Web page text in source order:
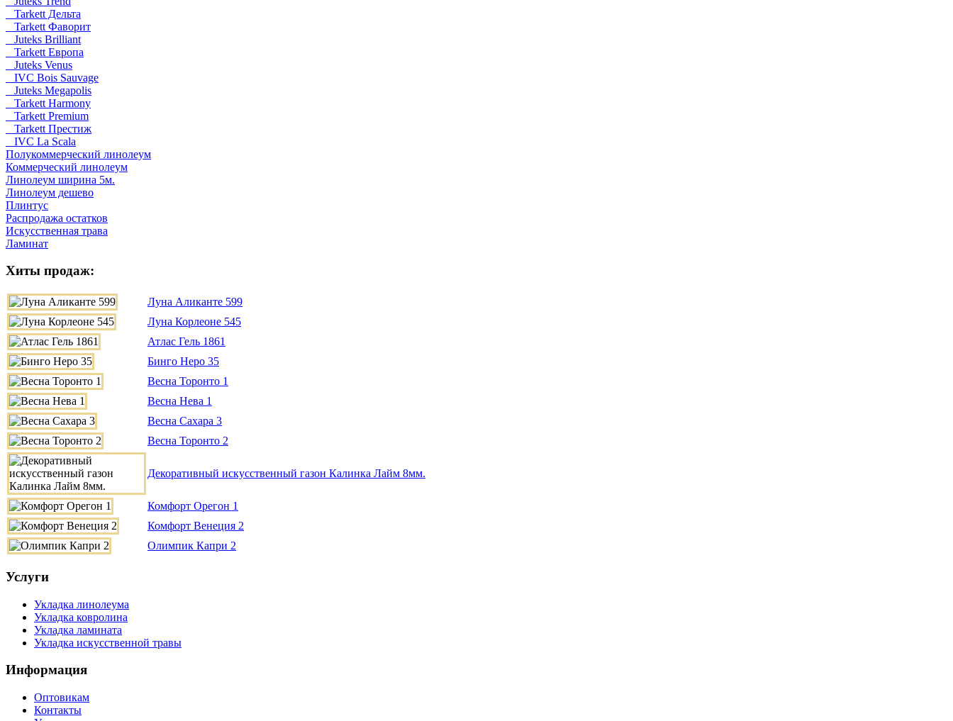
Tarkett Дельта
Tarkett Фаворит
Juteks Brilliant
Tarkett Европа
Juteks Venus
IVC Bois Sauvage
Juteks Megapolis
Tarkett Harmony
Tarkett Premium
Tarkett Престиж
IVC La Scala
Полукоммерческий линолеум
Коммерческий линолеум
Линолеум ширина 5м.
Линолеум дешево
Плинтус
Распродажа остатков
Искусственная трава
Ламинат
Хиты продаж:
Луна Аликанте 599
Луна Корлеоне 545
Атлас Гель 1861
Бинго Неро 35
Весна Торонто 1
Весна Нева 1
Весна Сахара 3
Весна Торонто 2
Декоративный искусственный газон Калинка Лайм 8мм.
Комфорт Орегон 1
Комфорт Венеция 2
Олимпик Капри 2
Услуги
Укладка линолеума
Укладка ковролина
Укладка ламината
Укладка искусственной травы
Информация
Оптовикам
Контакты